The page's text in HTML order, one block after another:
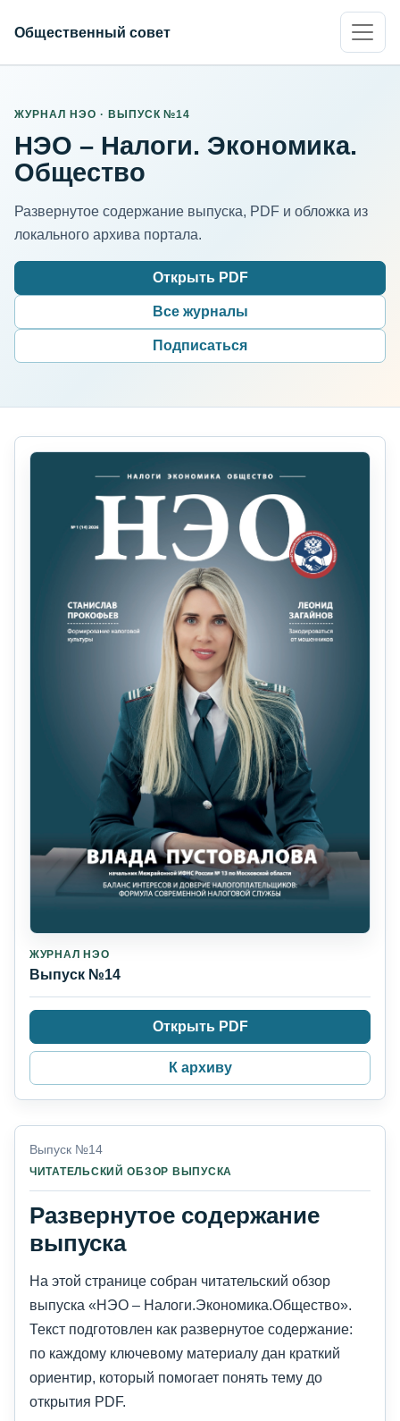
Общественный совет
ЖУРНАЛ НЭО · ВЫПУСК №14
НЭО – Налоги. Экономика.
Общество
Развернутое содержание выпуска, PDF и обложка из
локального архива портала.
Открыть PDF
Все журналы
Подписаться
ЖУРНАЛ НЭО
Выпуск №14
Открыть PDF
К архиву
Выпуск №14
ЧИТАТЕЛЬСКИЙ ОБЗОР ВЫПУСКА
Развернутое содержание
выпуска
На этой странице собран читательский обзор
выпуска «НЭО – Налоги.Экономика.Общество».
Текст подготовлен как развернутое содержание:
по каждому ключевому материалу дан краткий
ориентир, который помогает понять тему до
открытия PDF.